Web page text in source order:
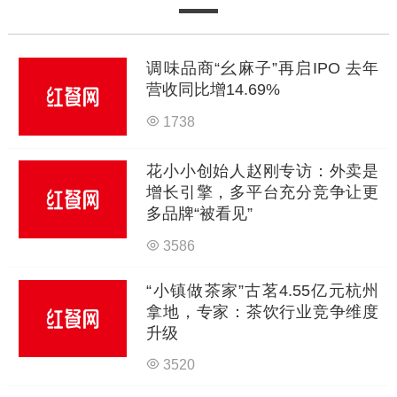
调味品商“幺麻子”再启IPO 去年
营收同比增14.69%
1738
花小小创始人赵刚专访：外卖是
增长引擎，多平台充分竞争让更
多品牌“被看见”
3586
“小镇做茶家”古茗4.55亿元杭州
拿地，专家：茶饮行业竞争维度
升级
3520